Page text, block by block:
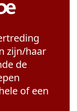
zijn/haar
de
of een